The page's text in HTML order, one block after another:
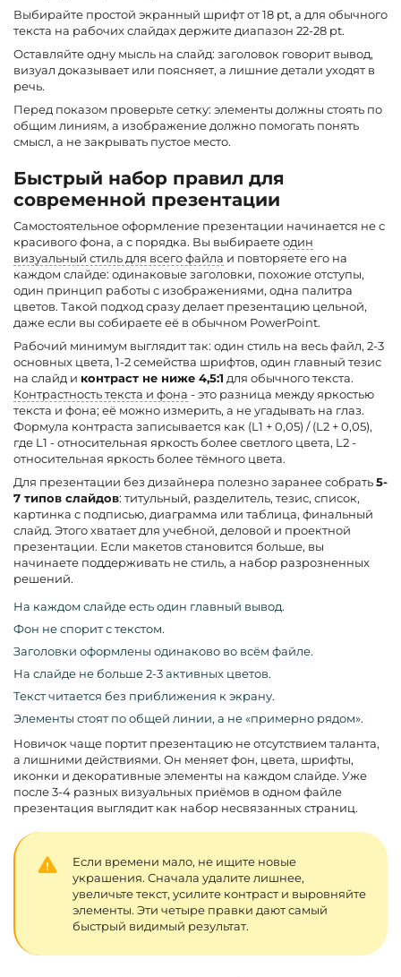
Выбирайте простой экранный шрифт от 18 pt, а для обычного
текста на рабочих слайдах держите диапазон 22-28 pt.
Оставляйте одну мысль на слайд: заголовок говорит вывод,
визуал доказывает или поясняет, а лишние детали уходят в
речь.
Перед показом проверьте сетку: элементы должны стоять по
общим линиям, а изображение должно помогать понять
смысл, а не закрывать пустое место.
Быстрый набор правил для
современной презентации
Самостоятельное оформление презентации начинается не с
красивого фона, а с порядка. Вы выбираетеодин
визуальный стиль для всего файла и повторяете его на
каждом слайде: одинаковые заголовки, похожие отступы,
один принцип работы с изображениями, одна палитра
цветов. Такой подход сразу делает презентацию цельной,
даже если вы собираете её в обычном PowerPoint.
Рабочий минимум выглядит так: один стиль на весь файл, 2-3
основных цвета, 1-2 семейства шрифтов, один главный тезис
на слайд и контраст не ниже 4,5:1 для обычного текста.
Контрастность текста и фона - это разница между яркостью
текста и фона; её можно измерить, а не угадывать на глаз.
Формула контраста записывается как (L1 + 0,05) / (L2 + 0,05),
где L1 - относительная яркость более светлого цвета, L2 -
относительная яркость более тёмного цвета.
Для презентации без дизайнера полезно заранее собрать5-
7 типов слайдов: титульный, разделитель, тезис, список,
картинка с подписью, диаграмма или таблица, финальный
слайд. Этого хватает для учебной, деловой и проектной
презентации. Если макетов становится больше, вы
начинаете поддерживать не стиль, а набор разрозненных
решений.
На каждом слайде есть один главный вывод.
Фон не спорит с текстом.
Заголовки оформлены одинаково во всём файле.
На слайде не больше 2-3 активных цветов.
Текст читается без приближения к экрану.
Элементы стоят по общей линии, а не «примерно рядом».
Новичок чаще портит презентацию не отсутствием таланта,
а лишними действиями. Он меняет фон, цвета, шрифты,
иконки и декоративные элементы на каждом слайде. Уже
после 3-4 разных визуальных приёмов в одном файле
презентация выглядит как набор несвязанных страниц.
Если времени мало, не ищите новые
украшения. Сначала удалите лишнее,
увеличьте текст, усилите контраст и выровняйте
элементы. Эти четыре правки дают самый
быстрый видимый результат.